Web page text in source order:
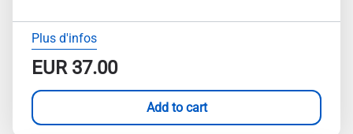
Plus d'infos
EUR37.00
Add to cart